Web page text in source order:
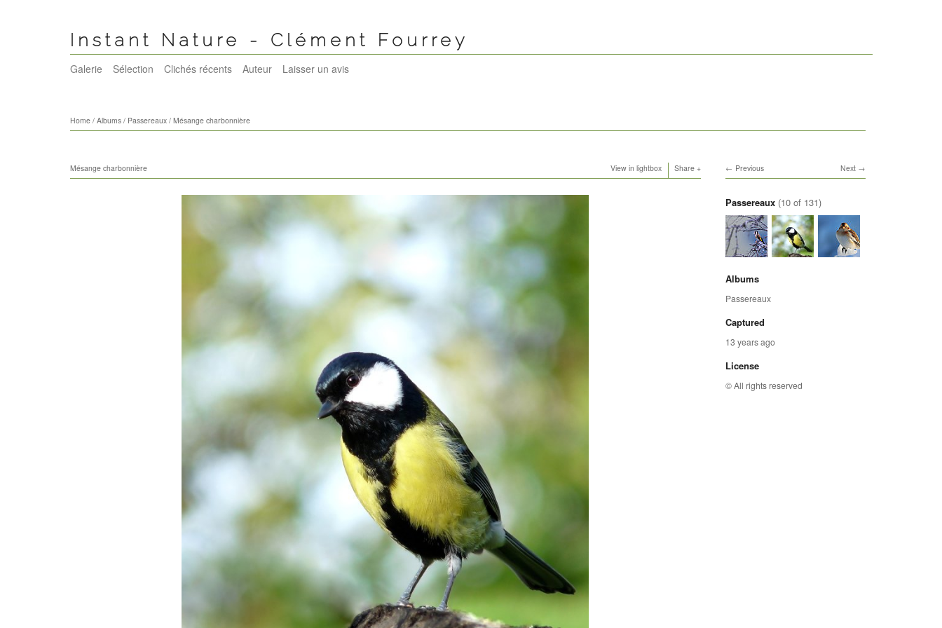
Instant Nature - Clément Fourrey
Galerie Sélection Clichés récents Auteur Laisser un avis
Home/ Albums/ Passereaux/ Mésange charbonnière
Mésange charbonnière View in lightbox Share Next
Previous
Passereaux (10 of 131)
Albums
Passereaux
Captured
13 years ago
License
© All rights reserved